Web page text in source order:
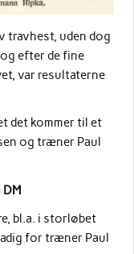
travhest, uden dog
efter de fine
var resultaterne
det kommer til et
og træner Paul
bl.a. i storløbet
for træner Paul